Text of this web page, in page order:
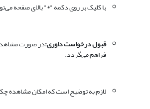
با کلیک بر روی دکمه "*" بالای صفحه
قبول درخواست داوری:در صورت مشاهده
فراهم می‌گردد.
لازم به توضیح است که امکان مشاهده